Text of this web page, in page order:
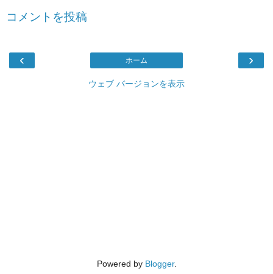
コメントを投稿
‹ ›
ホーム
ウェブ バージョンを表示
Powered by Blogger.